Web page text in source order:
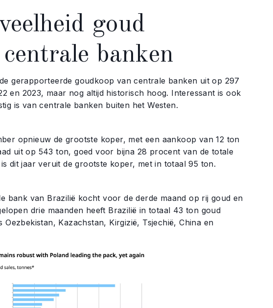
goud
banken
gerapporteerde goudkoop van centrale banken uit op 297
en 2023, maar nog altijd historisch hoog. Interessant is ook
is van centrale banken buiten het Westen.
opnieuw de grootste koper, met een aankoop van 12 ton
uit op 543 ton, goed voor bijna 28 procent van de totale
dit jaar veruit de grootste koper, met in totaal 95 ton.
bank van Brazilië kocht voor de derde maand op rij goud en
drie maanden heeft Brazilië in totaal 43 ton goud
Kazachstan, Kirgizië, Tsjechië, China en